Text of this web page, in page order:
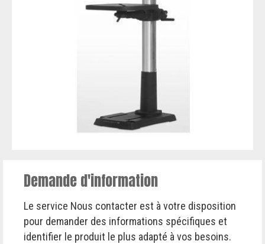
Demande d'information
Le service Nous contacter est à votre disposition
pour demander des informations spécifiques et
identifier le produit le plus adapté à vos besoins.